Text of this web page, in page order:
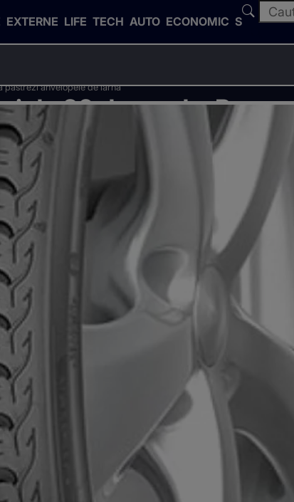
EXTERNE LIFE TECH AUTO ECONOMIC SPORT
pastrezi anvelopele de iarna
de 20 de grade. Pana
iarna